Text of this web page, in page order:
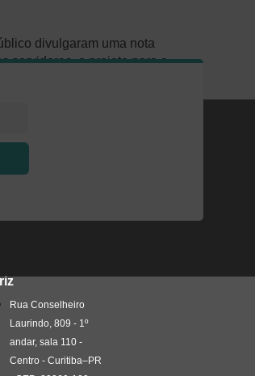
divulgaram uma nota
servidores, o projeto para a
Rua Conselheiro
Laurindo, 809 - 1º
andar, sala 110 -
Centro - Curitiba–PR